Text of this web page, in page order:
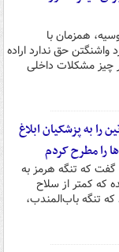
همزمان با
واشنگتن حق ندارد اراده
چیز مشکلات داخلی
به پزشکیان ابلاغ
را مطرح کردم
که تنگه هرمز به
که کمتر از سلاح
تنگه باب‌المندب،